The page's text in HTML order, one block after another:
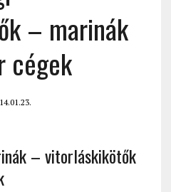
– marinák
cégek
– vitorláskikötők